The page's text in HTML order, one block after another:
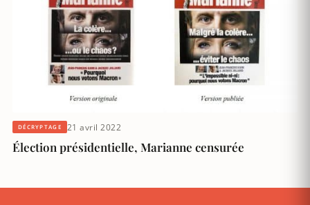
DÉCRYPTAGE 21 avril 2022
Élection présidentielle, Marianne censurée